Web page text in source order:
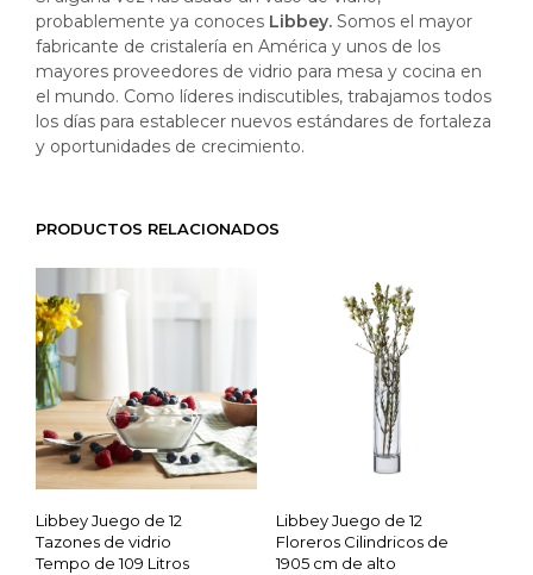
probablemente ya conoces Libbey. Somos el mayor
fabricante de cristalería en América y unos de los
mayores proveedores de vidrio para mesa y cocina en
el mundo. Como líderes indiscutibles, trabajamos todos
los días para establecer nuevos estándares de fortaleza
y oportunidades de crecimiento.
PRODUCTOS RELACIONADOS
Libbey Juego de 12
Tazones de vidrio
Tempo de 109 Litros
Libbey Juego de 12
Floreros Cilindricos de
1905 cm de alto